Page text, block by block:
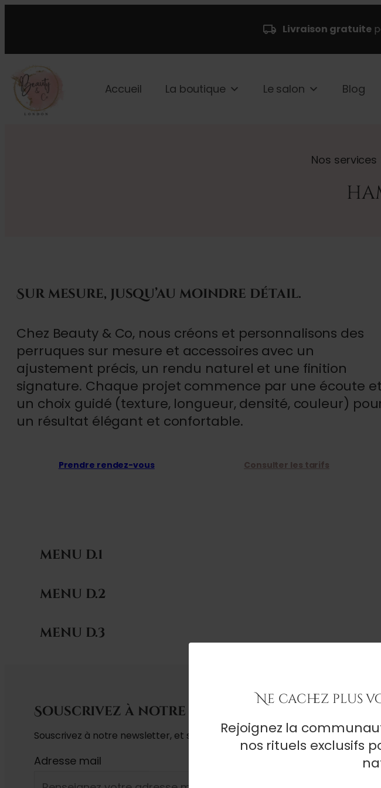
Ne cachez plus
Rejoignez la
nos rituels exclusifs
Livraison gratuite
Accueil La boutique Le salon Blog
Nos services
Sur mesure, jusqu’au moindre détail.
Chez Beauty & Co, nous créons et personnalisons des
perruques sur mesure et accessoires avec un
ajustement précis, un rendu naturel et une finition
signature. Chaque projet commence par une écoute et
un choix guidé (texture, longueur, densité, couleur)
un résultat élégant et confortable.
Prendre rendez-vous Consulter les tarifs
MENU D.1
MENU D.2
MENU D.3
Souscrivez à notre newsletter
Souscrivez à notre newsletter, et soyez informé sur nos exclusivités, et nos
Adresse mail